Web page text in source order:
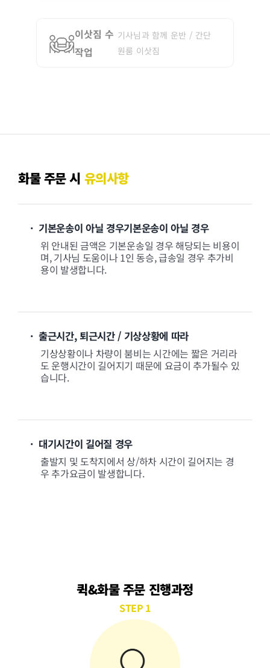
이삿짐 수
작업
기사님과 함께 운반 / 간단
원룸 이삿짐
화물 주문 시 유의사항
· 기본운송이 아닐 경우기본운송이 아닐 경우
위 안내된 금액은 기본운송일 경우 해당되는 비용이
며, 기사님 도움이나 1인 동승, 급송일 경우 추가비
용이 발생합니다.
· 출근시간, 퇴근시간 / 기상상황에 따라
기상상황이나 차량이 붐비는 시간에는 짧은 거리라
도 운행시간이 길어지기 때문에 요금이 추가될수 있
습니다.
· 대기시간이 길어질 경우
출발지 및 도착지에서 상/하차 시간이 길어지는 경
우 추가요금이 발생합니다.
퀵&화물 주문 진행과정
STEP 1